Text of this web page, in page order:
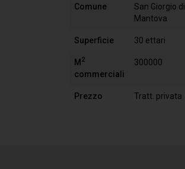
Comune
San Giorgio di
Mantova
Superficie 30 ettari
M2
commerciali
300000
Prezzo Tratt. privata